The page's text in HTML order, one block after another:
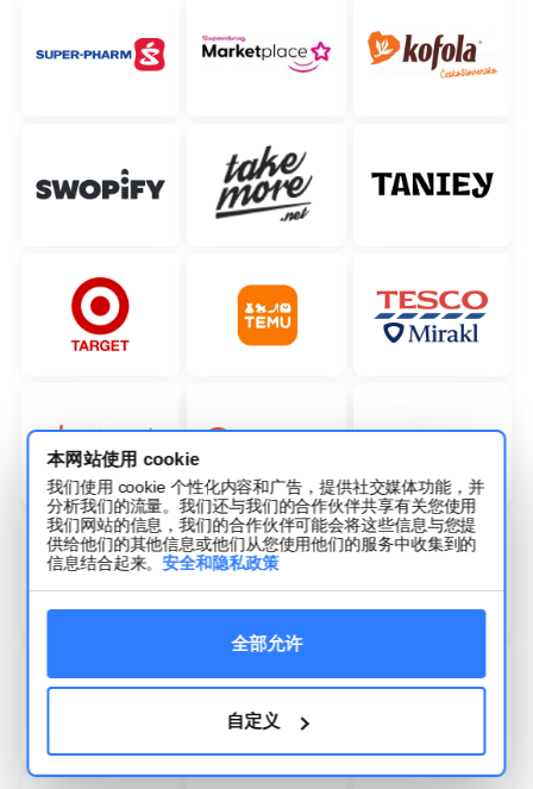
本网站使用 cookie
我们使用 cookie 个性化内容和广告，提供社交媒体功能，并
分析我们的流量。我们还与我们的合作伙伴共享有关您使用
我们网站的信息，我们的合作伙伴可能会将这些信息与您提
供给他们的其他信息或他们从您使用他们的服务中收集到的
信息结合起来。安全和隐私政策
全部允许
自定义